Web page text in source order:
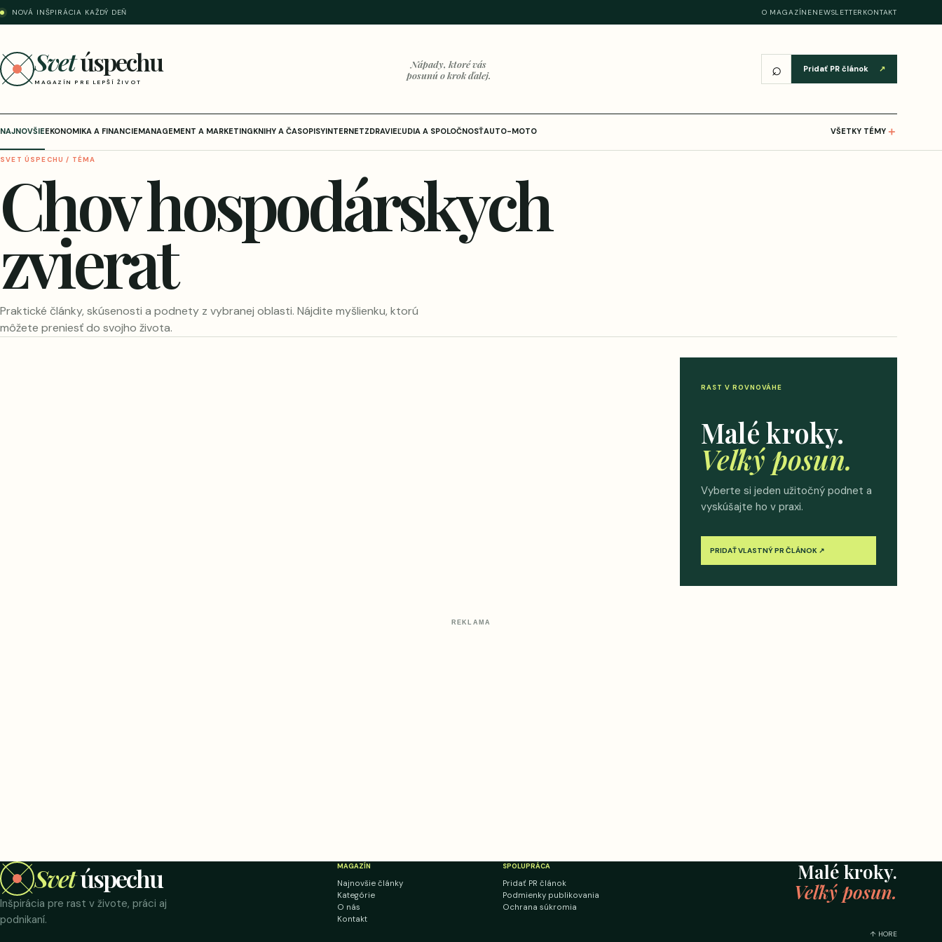
NOVÁ INŠPIRÁCIA KAŽDÝ DEŇ O MAGAZÍNENEWSLETTER KONTAKT
Svetúspechu
MAGAZÍN PRE LEPŠÍ ŽIVOT
Nápady, ktoré vás
posunú o krok ďalej.
⌕ Pridať PR článok ↗
NAJNOVŠIEEKONOMIKA A FINANCIEMANAGEMENT A MARKETINGKNIHY A ČASOPISYINTERNETZDRAVIEĽUDIA A SPOLOČNOSŤAUTO-MOTO VŠETKY TÉMY ＋
SVET ÚSPECHU / TÉMA
Chov hospodárskych
zvierat
Praktické články, skúsenosti a podnety z vybranej oblasti. Nájdite myšlienku, ktorú
môžete preniesť do svojho života.
RAST V ROVNOVÁHE
Malé kroky.
Veľký posun.
Vyberte si jeden užitočný podnet a
vyskúšajte ho v praxi.
PRIDAŤ VLASTNÝ PR ČLÁNOK ↗
REKLAMA
Svetúspechu
Inšpirácia pre rast v živote, práci aj
podnikaní.
MAGAZÍN
Najnovšie články
Kategórie
O nás
Kontakt
SPOLUPRÁCA
Pridať PR článok
Podmienky publikovania
Ochrana súkromia
Malé kroky.
Veľký posun.
↑ HORE